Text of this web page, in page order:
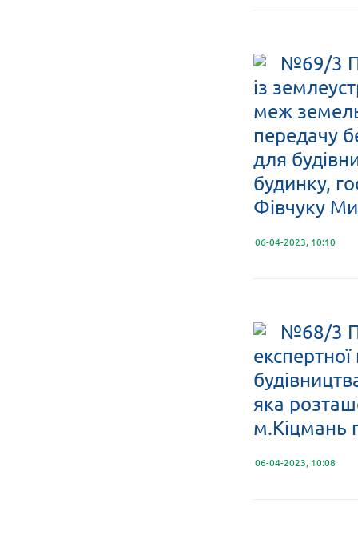
№69/3
із
меж
передачу
для
будинку,
Фівчуку
06-04-2023, 10:10
№68/3
яка
м.Кіцмань
06-04-2023, 10:08